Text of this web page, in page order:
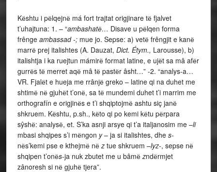
Kёshtu i pёlqejnё má fort trajtat origjinare tё fjalvet
t’uhajtuna: 1. – “ambashatё… Disave u pёlqen forma
frênge ambassad -; mue jo. Sepse: a) vetё frêngjit e kanё
marrё prej italishtes (A. Dauzat, Dict. Étym., Larousse), b)
italishtja i ka ruejtun mámirё format latine, e ujёt sa mâ afёr
gurrёs tё merret aqё mâ tё pastёr âsht…” -2. “analys-a…
VR. Fjalёt e hueja me rrânjё greko – latine qi na duhet me
shtimё nё gjuhёt t’onё, sa tё mundemi duhet t’i marrim me
orthografín e origjinёs e t’i shqiptojmё ashtu siç janё
shkruem. Kёshtu, p.sh., kёto qi po kemi kёtu pёrpara
sŷshё: analysё, et. S’ka asnji arsye qi t’a italjanosim me –li
mbasi shqipes s’i mёngon y– ja si italishtes, dhe s-
nёs’kemi pse e kthejmё nёz tue shkruem –lyz-, sepse nё
shqipen t’onёs-ja nuk zbutet me u bâmёzndёrmjet
zânoresh si nё gjuhё tjera”.